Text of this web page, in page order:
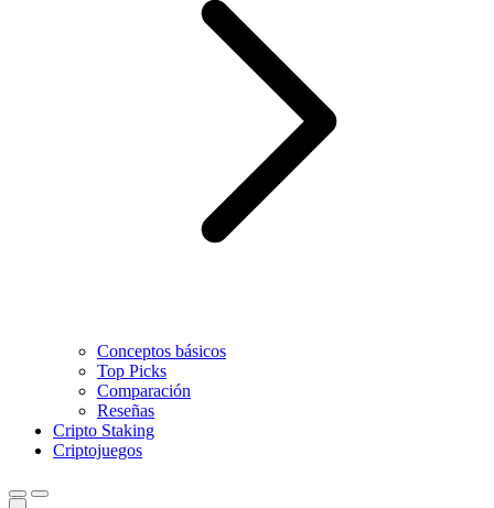
Conceptos básicos
Top Picks
Comparación
Reseñas
Cripto Staking
Criptojuegos